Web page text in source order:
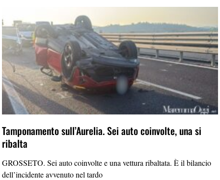
Tamponamento sull’Aurelia. Sei auto coinvolte, una si
ribalta
GROSSETO. Sei auto coinvolte e una vettura ribaltata. È il bilancio
dell’incidente avvenuto nel tardo